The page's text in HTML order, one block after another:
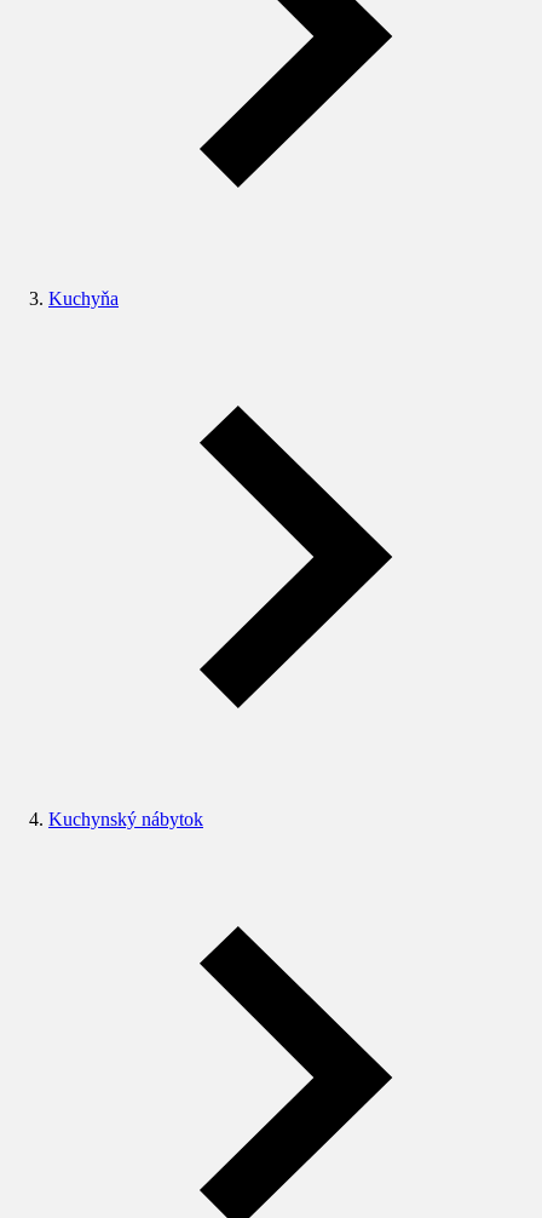
Kuchyňa
Kuchynský nábytok